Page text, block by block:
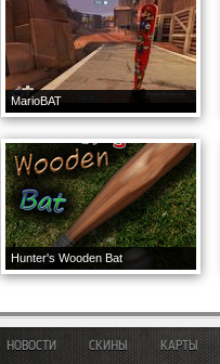
MarioBAT
Hunter's Wooden Bat
НОВОСТИ СКИНЫ КАРТЫ